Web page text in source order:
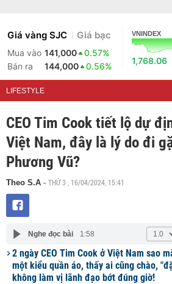
Giá vàng SJC Giá bạc
Mua vào 141,000
0.57%
Bán ra
144,000 0.56%
VNINDEX
1,768.06
LIFESTYLE
CEO Tim Cook tiết lộ dự
Việt Nam, đây là lý do đi
Phương Vũ?
Theo S.A - THỨ 3 , 16/04/2024, 15:41
Nghe đọc bài 1:58
2 ngày CEO Tim Cook ở Việt Nam sao
một kiểu quần áo, thấy ai cũng chào,
không làm vị lãnh đạo bớt đúng giờ!